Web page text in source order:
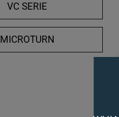
ß
n
VC SERIE
MICROTURN